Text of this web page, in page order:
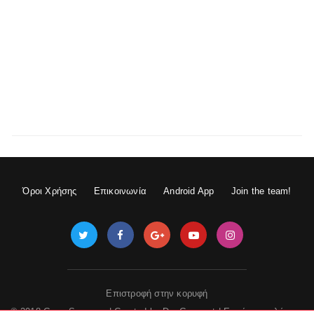
Όροι Χρήσης Επικοινωνία Android App Join the team!
Επιστροφή στην κορυφή